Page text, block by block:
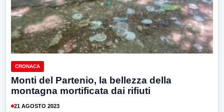
CRONACA
Monti del Partenio, la bellezza della
montagna mortificata dai rifiuti
21 AGOSTO 2023